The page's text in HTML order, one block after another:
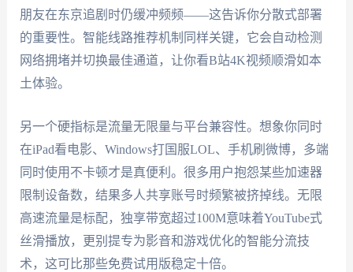
朋友在东京追剧时仍缓冲频频——这告诉你分散式部署
的重要性。智能线路推荐机制同样关键，它会自动检测
网络拥堵并切换最佳通道，让你看B站4K视频顺滑如本
土体验。
另一个硬指标是流量无限量与平台兼容性。想象你同时
在iPad看电影、Windows打国服LOL、手机刷微博，多端
同时使用不卡顿才是真便利。很多用户抱怨某些加速器
限制设备数，结果多人共享账号时频繁被挤掉线。无限
高速流量是标配，独享带宽超过100M意味着YouTube式
丝滑播放，更别提专为影音和游戏优化的智能分流技
术，这可比那些免费试用版稳定十倍。